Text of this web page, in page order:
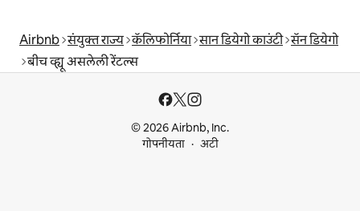
Airbnb संयुक्त राज्य कॅलिफोर्निया सान डियेगो काउंटी सॅन डियेगो
बीच व्ह्यू असलेली रेंटल्स
© 2026 Airbnb, Inc.
गोपनीयता
अटी